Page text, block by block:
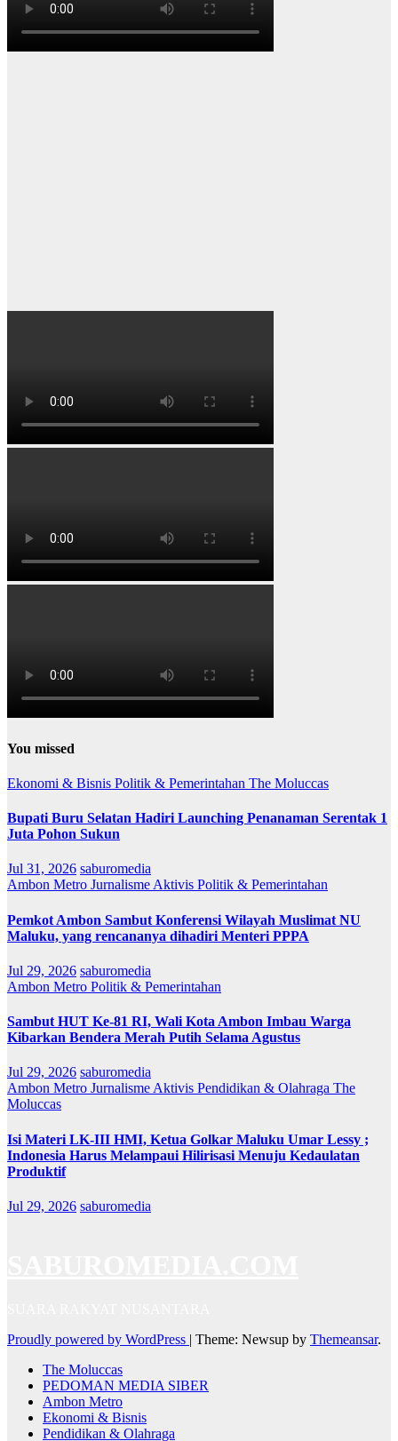
You missed
Ekonomi & Bisnis Politik & Pemerintahan The Moluccas
Bupati Buru Selatan Hadiri Launching Penanaman Serentak 1
Juta Pohon Sukun
Jul 31, 2026 saburomedia
Ambon Metro Jurnalisme Aktivis Politik & Pemerintahan
Pemkot Ambon Sambut Konferensi Wilayah Muslimat NU
Maluku, yang rencananya dihadiri Menteri PPPA
Jul 29, 2026 saburomedia
Ambon Metro Politik & Pemerintahan
Sambut HUT Ke-81 RI, Wali Kota Ambon Imbau Warga
Kibarkan Bendera Merah Putih Selama Agustus
Jul 29, 2026 saburomedia
Ambon Metro Jurnalisme Aktivis Pendidikan & Olahraga The
Moluccas
Isi Materi LK-III HMI, Ketua Golkar Maluku Umar Lessy ;
Indonesia Harus Melampaui Hilirisasi Menuju Kedaulatan
Produktif
Jul 29, 2026 saburomedia
Proudly powered by WordPress | Theme: Newsup by Themeansar.
The Moluccas
PEDOMAN MEDIA SIBER
Ambon Metro
Ekonomi & Bisnis
Pendidikan & Olahraga